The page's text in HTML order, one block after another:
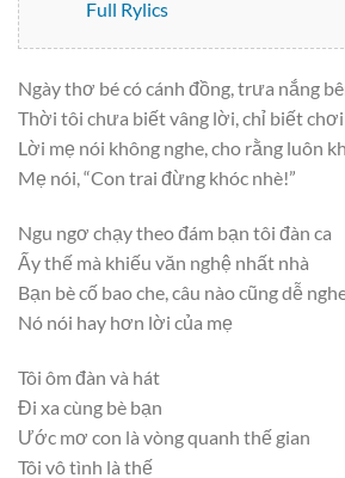
Full Rylics
Ngày thơ bé có cánh đồng, trưa nắng
Thời tôi chưa biết vâng lời, chỉ biết
Lời mẹ nói không nghe, cho rằng luôn
Mẹ nói, “Con trai đừng khóc nhè!”
Ngu ngơ chạy theo đám bạn tôi đàn ca
Ấy thế mà khiếu văn nghệ nhất nhà
Bạn bè cố bao che, câu nào cũng dễ
Nó nói hay hơn lời của mẹ
Tôi ôm đàn và hát
Đi xa cùng bè bạn
Ước mơ con là vòng quanh thế gian
Tôi vô tình là thế